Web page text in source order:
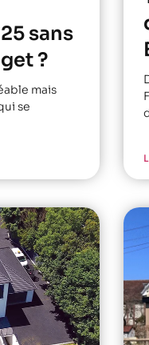
sans
?
mais
se